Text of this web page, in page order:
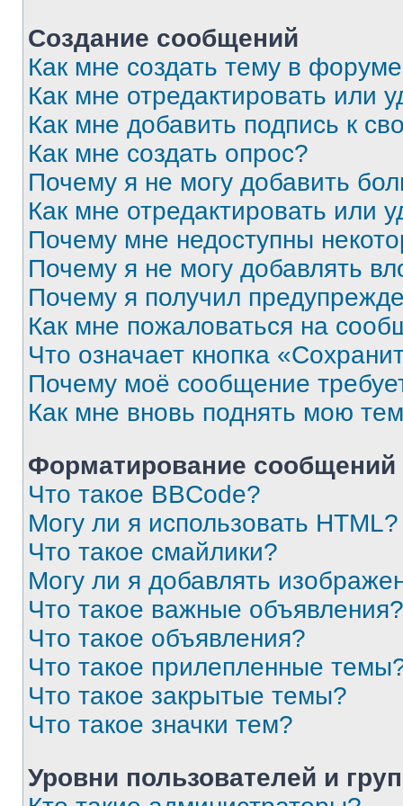
Создание сообщений
Как мне создать тему в
Как мне отредактировать или
Как мне добавить подпись к
Как мне создать опрос?
Почему я не могу добавить
Как мне отредактировать или
Почему мне недоступны
Почему я не могу добавлять
Почему я получил
Как мне пожаловаться на
Что означает кнопка
Почему моё сообщение
Как мне вновь поднять мою
Форматирование
Что такое BBCode?
Могу ли я использовать HTML?
Что такое смайлики?
Могу ли я добавлять
Что такое важные объявления?
Что такое объявления?
Что такое прилепленные
Что такое закрытые темы?
Что такое значки тем?
Уровни пользователей и